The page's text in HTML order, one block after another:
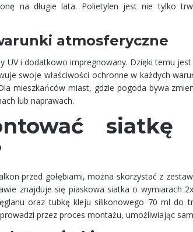
na długie lata. Polietylen jest nie tylko
atmosferyczne
UV i dodatkowo impregnowany. Dzięki temu
swoje właściwości ochronne w każdych
mieszkańców miast, gdzie pogoda bywa
lub naprawach.
siatkę
przed gołębiami, można skorzystać z
znajduje się piaskowa siatka o wymiarach
oraz tubkę kleju silikonowego 70 ml do
przez proces montażu, umożliwiając